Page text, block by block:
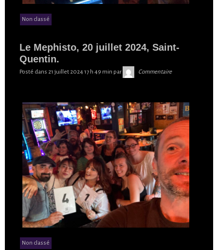
Non classé
Le Mephisto, 20 juillet 2024, Saint-
Quentin.
Posté dans 21 juillet 2024 17 h 49 min par Skibilibop
Commentaire
Non classé